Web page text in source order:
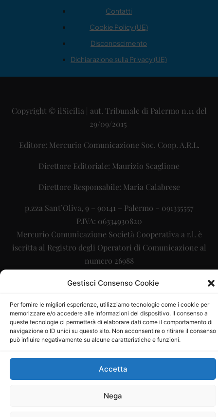
Gestisci Consenso Cookie
Per fornire le migliori esperienze, utilizziamo tecnologie come i cookie per
memorizzare e/o accedere alle informazioni del dispositivo. Il consenso a
queste tecnologie ci permetterà di elaborare dati come il comportamento di
navigazione o ID unici su questo sito. Non acconsentire o ritirare il consenso
può influire negativamente su alcune caratteristiche e funzioni.
Accetta
Nega
Contatti
Cookie Policy (UE)
Disconoscimento
Dichiarazione sulla Privacy (UE)
Copyright © ilSicilia | aut. Tribunale di Palermo n.11 del
29/09/2015
Editore: Mercurio Comunicazione Soc. Coop. A.R.L.
Direttore Editoriale: Maurizio Scaglione
Direttore Responsabile: Maria Calabrese
p.zza Sant’Oliva, 9 – 90141 – Palermo – 091335557
P.IVA: 06334930820
Mercurio Comunicazione Società Cooperativa a r.l. è
iscritta al Registro degli Operatori di Comunicazione al
numero 26988
Sito gestito daLa Digitale srl–info@ladigitale.it